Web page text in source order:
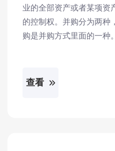
业的全部资产或者某项资
的控制权。并购分为两种
购是并购方式里面的一种。
查看